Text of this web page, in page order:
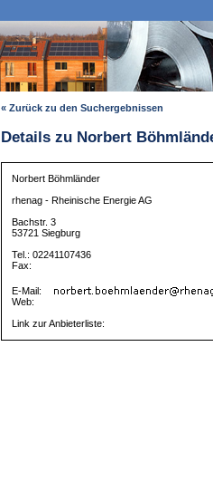
« Zurück zu den Suchergebnissen
Details zu Norbert
Norbert Böhmländer
rhenag - Rheinische Energie AG
Bachstr. 3
53721 Siegburg
Tel.: 02241107436
Fax:
E-Mail:
Web:
Link zur Anbieterliste: